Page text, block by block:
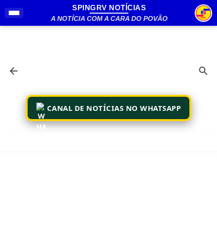
Pular para o conteúdo principal
SPINGRV NOTÍCIAS
A NOTÍCIA COM A CARA DO POVÃO
CANAL DE NOTÍCIAS NO WHATSAPP